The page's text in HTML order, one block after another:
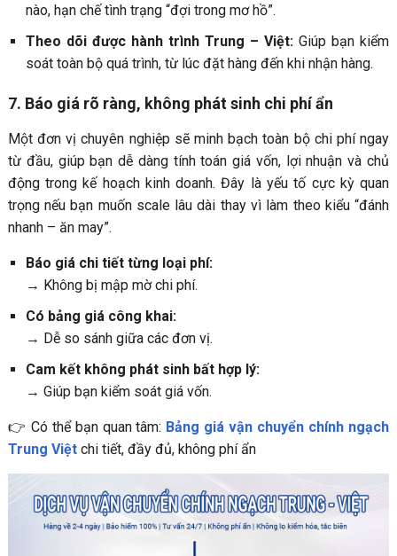
nào, hạn chế tình trạng “đợi trong mơ hồ”.
Theo dõi được hành trình Trung – Việt: Giúp bạn kiểm
soát toàn bộ quá trình, từ lúc đặt hàng đến khi nhận hàng.
7. Báo giá rõ ràng, không phát sinh chi phí ẩn
Một đơn vị chuyên nghiệp sẽ minh bạch toàn bộ chi phí ngay
từ đầu, giúp bạn dễ dàng tính toán giá vốn, lợi nhuận và chủ
động trong kế hoạch kinh doanh. Đây là yếu tố cực kỳ quan
trọng nếu bạn muốn scale lâu dài thay vì làm theo kiểu “đánh
nhanh – ăn may”.
Báo giá chi tiết từng loại phí:
→ Không bị mập mờ chi phí.
Có bảng giá công khai:
→ Dễ so sánh giữa các đơn vị.
Cam kết không phát sinh bất hợp lý:
→ Giúp bạn kiểm soát giá vốn.
👉 Có thể bạn quan tâm: Bảng giá vận chuyển chính ngạch
Trung Việtchi tiết, đầy đủ, không phí ẩn